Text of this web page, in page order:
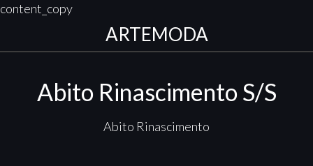
content_copy
ARTEMODA
Abito Rinascimento S/S
Abito Rinascimento